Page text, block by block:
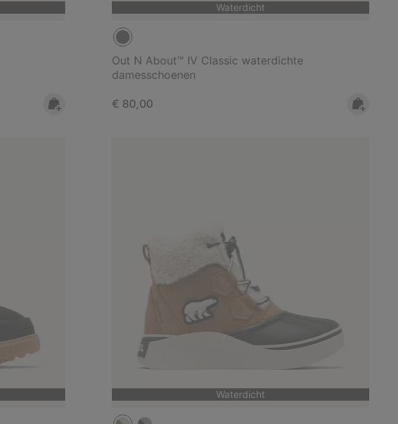
Waterdicht
Out N About™ IV Classic waterdichte
damesschoenen
Regular price:
€ 80,00
Waterdicht